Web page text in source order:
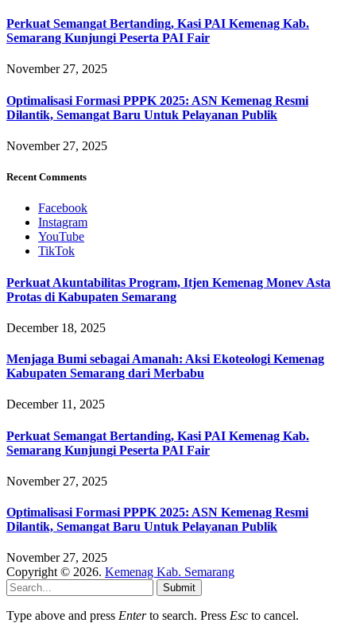
Perkuat Semangat Bertanding, Kasi PAI Kemenag Kab.
Semarang Kunjungi Peserta PAI Fair
November 27, 2025
Optimalisasi Formasi PPPK 2025: ASN Kemenag Resmi
Dilantik, Semangat Baru Untuk Pelayanan Publik
November 27, 2025
Recent Comments
Facebook
Instagram
YouTube
TikTok
Perkuat Akuntabilitas Program, Itjen Kemenag Monev Asta
Protas di Kabupaten Semarang
December 18, 2025
Menjaga Bumi sebagai Amanah: Aksi Ekoteologi Kemenag
Kabupaten Semarang dari Merbabu
December 11, 2025
Perkuat Semangat Bertanding, Kasi PAI Kemenag Kab.
Semarang Kunjungi Peserta PAI Fair
November 27, 2025
Optimalisasi Formasi PPPK 2025: ASN Kemenag Resmi
Dilantik, Semangat Baru Untuk Pelayanan Publik
November 27, 2025
Copyright © 2026. Kemenag Kab. Semarang
Submit
Type above and press Enterto search. Press Esc to cancel.